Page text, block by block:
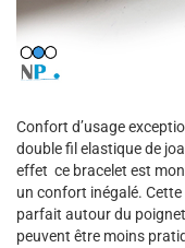
Confort d’usage
double fil elastique de
effet ce bracelet est
un confort inégalé.
parfait autour du
peuvent être moins